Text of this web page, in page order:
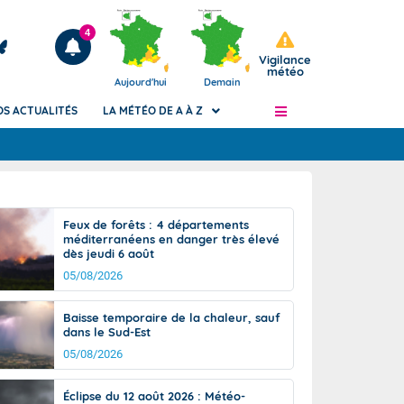
Articles
4
Aujourd'hui Demain
Vigilance
météo
de
Phénomènes dangereux de J+2 à J+7
Avertissement pluies intenses à l'échelle
des communes (Apic)
Bulletins Marine
Bulletins d'estimation du risque
d'avalanche
Météo des forêts
Vigicrues
ACTUALITÉS LA MÉTÉO DE A À Z
Feux de forêts : 4 départements
méditerranéens en danger très élevé
dès jeudi 6 août
05/08/2026
Baisse temporaire de la chaleur, sauf
dans le Sud-Est
05/08/2026
Éclipse du 12 août 2026 : Météo-